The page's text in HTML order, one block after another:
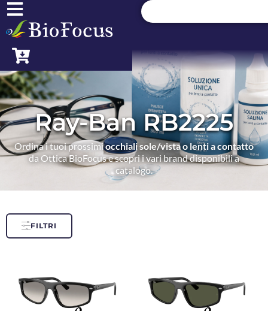
Ray-Ban RB2225
Ordina i tuoi prossimiocchiali sole/vista o lenti a contatto
da Ottica BioFocus e scopri i vari brand disponibili a
catalogo.
FILTRI